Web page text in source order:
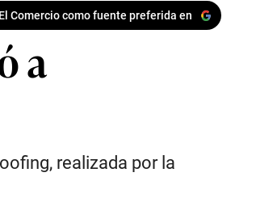
Comercio como fuente preferida en
a
realizada por la